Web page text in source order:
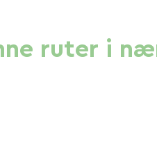
ruter i